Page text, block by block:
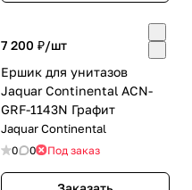
7 200 ₽/шт
Ершик для унитазов
Jaquar Continental ACN-
GRF-1143N Графит
Jaquar Continental
0 0 Под заказ